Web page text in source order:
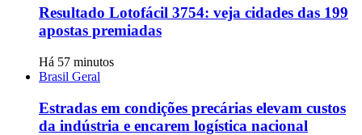
Resultado Lotofácil 3754: veja cidades das 199
apostas premiadas
Há 57 minutos
Brasil Geral
Estradas em condições precárias elevam custos
da indústria e encarem logística nacional